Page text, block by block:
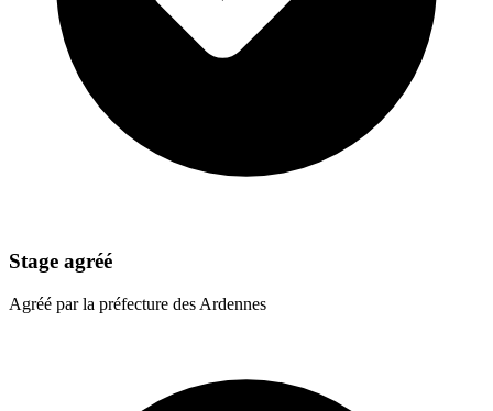
Stage agréé
Agréé par la préfecture des Ardennes